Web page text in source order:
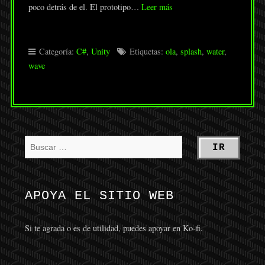
poco detrás de el. El prototipo… Leer más
Categoría: C#, Unity Etiquetas: ola, splash, water,
wave
APOYA EL SITIO WEB
Si te agrada o es de utilidad, puedes apoyar en Ko-fi.